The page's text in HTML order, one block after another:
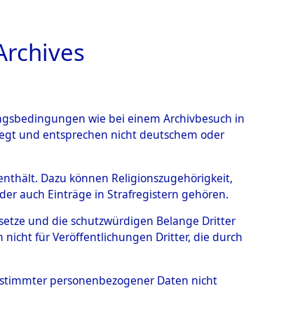
an der Donau.→
wie bei einem Archivbesuch in
und entsprechen nicht deutschem oder
Dazu können Religionszugehörigkeit,
auch Einträge in Strafregistern gehören.
und die schutzwürdigen Belange Dritter
nicht für Veröffentlichungen Dritter, die durch
personenbezogener Daten nicht